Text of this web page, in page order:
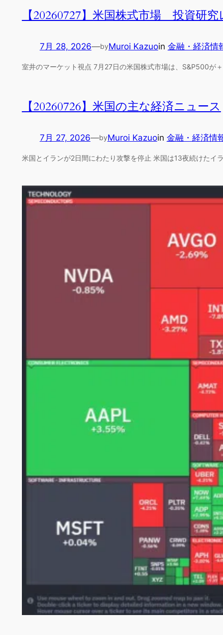
【20260727】米国株式市場 投資研
7月 28, 2026—byMuroi Kazuoin 金融・経済情
室井のマーケット視点 7月27日の米国株式市場は、S&P500
【20260726】米国の主な経済ニュース
7月 27, 2026—byMuroi Kazuoin 金融・経済情
米国とイランが2日間にわたり攻撃を停止 米国は13夜続けた